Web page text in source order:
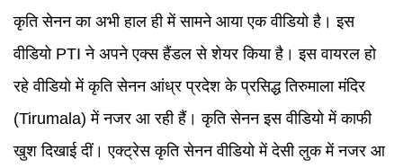
कृति सेनन का अभी हाल ही में सामने आया एक वीडियो है। इस
वीडियो PTI ने अपने एक्स हैंडल से शेयर किया है। इस वायरल हो
रहे वीडियो में कृति सेनन आंध्र प्रदेश के प्रसिद्ध तिरुमाला मंदिर
(Tirumala) में नजर आ रही हैं। कृति सेनन इस वीडियो में काफी
खुश दिखाई दीं। एक्ट्रेस कृति सेनन वीडियो में देसी लुक में नजर आ